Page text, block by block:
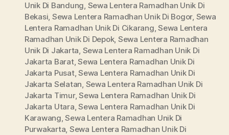
Unik Di Bandung, Sewa Lentera Ramadhan Unik Di
Bekasi, Sewa Lentera Ramadhan Unik Di Bogor, Sewa
Lentera Ramadhan Unik Di Cikarang,Sewa Lentera
Ramadhan Unik Di Depok, Sewa Lentera Ramadhan
Unik Di Jakarta, Sewa Lentera Ramadhan Unik Di
Jakarta Barat,Sewa Lentera Ramadhan Unik Di
Jakarta Pusat,Sewa Lentera Ramadhan Unik Di
Jakarta Selatan, Sewa Lentera Ramadhan Unik Di
Jakarta Timur,Sewa Lentera Ramadhan Unik Di
Jakarta Utara,Sewa Lentera Ramadhan Unik Di
Karawang,Sewa Lentera Ramadhan Unik Di
Purwakarta, Sewa Lentera Ramadhan Unik Di